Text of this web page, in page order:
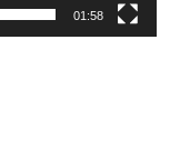
01:58